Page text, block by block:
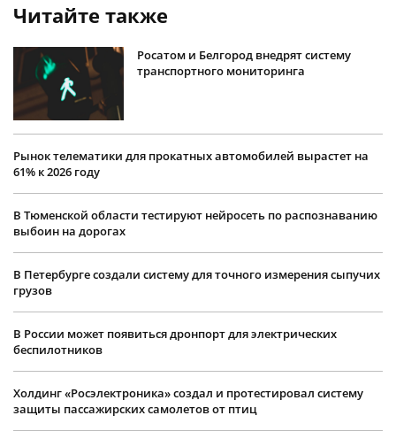
Читайте также
Росатом и Белгород внедрят систему
транспортного мониторинга
Рынок телематики для прокатных автомобилей вырастет на
61% к 2026 году
В Тюменской области тестируют нейросеть по распознаванию
выбоин на дорогах
В Петербурге создали систему для точного измерения сыпучих
грузов
В России может появиться дронпорт для электрических
беспилотников
Холдинг «Росэлектроника» создал и протестировал систему
защиты пассажирских самолетов от птиц